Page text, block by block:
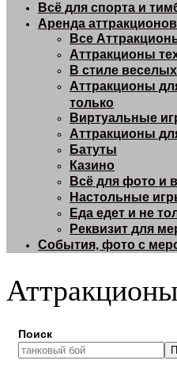
Всё для спорта и
Аренда аттракционов
Все
Аттракционы
В стиле
Аттракционы
только
Виртуальные
Аттракционы
Батуты
Казино
Всё для фото и
Настольные
Еда едет и не
Реквизит для
События, фото с
Поиск